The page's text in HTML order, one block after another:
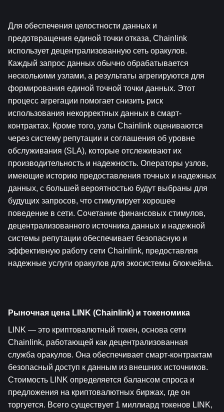
Для обеспечения целостности данных и
предотвращения единой точки отказа, Chainlink
использует децентрализованную сеть оракулов.
Каждый запрос данных обычно обрабатывается
несколькими узлами, а результаты агрегируются для
формирования единой точной точки данных. Этот
процесс агрегации помогает снизить риск
использования некорректных данных в смарт-
контрактах. Кроме того, узлы Chainlink оцениваются
через систему репутации и соглашения об уровне
обслуживания (SLA), которые отслеживают их
производительность и надежность. Операторы узлов,
имеющие историю предоставления точных и надежных
данных, с большей вероятностью будут выбраны для
будущих запросов, что стимулирует хорошее
поведение в сети. Сочетание финансовых стимулов,
децентрализованного источника данных и надежной
системы репутации обеспечивает безопасную и
эффективную работу сети Chainlink, предоставляя
надежные услуги оракулов для экосистемы блокчейна.
Рыночная цена LINK (Chainlink) и токеномика
LINK — это криптовалютный токен, основа сети
Chainlink, работающей как децентрализованная
служба оракулов. Она обеспечивает смарт-контрактам
безопасный доступ к данным из внешних источников.
Стоимость LINK определяется балансом спроса и
предложения на криптовалютных биржах, где он
торгуется. Всего существует 1 миллиард токенов LINK,